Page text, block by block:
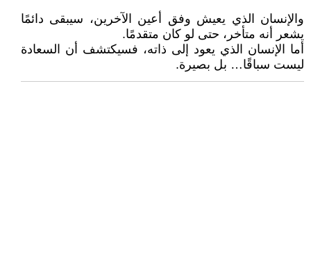
والإنسان الذي يعيش وفق أعين الآخرين، سيبقى دائمًا
يشعر أنه متأخر، حتى لو كان متقدمًا.
أما الإنسان الذي يعود إلى ذاته، فسيكتشف أن السعادة
ليست سباقًا… بل بصيرة.